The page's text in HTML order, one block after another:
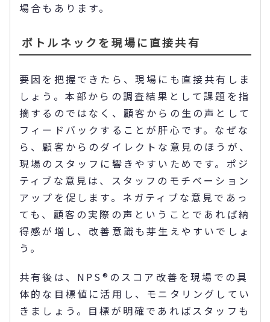
場合もあります。
ボトルネックを現場に直接共有
要因を把握できたら、現場にも直接共有しま
しょう。本部からの調査結果として課題を指
摘するのではなく、顧客からの生の声として
フィードバックすることが肝心です。なぜな
ら、顧客からのダイレクトな意見のほうが、
現場のスタッフに響きやすいためです。ポジ
ティブな意見は、スタッフのモチベーション
アップを促します。ネガティブな意見であっ
ても、顧客の実際の声ということであれば納
得感が増し、改善意識も芽生えやすいでしょ
う。
共有後は、NPS®のスコア改善を現場での具
体的な目標値に活用し、モニタリングしてい
きましょう。目標が明確であればスタッフも